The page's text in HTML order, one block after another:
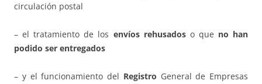
circulación postal
– el tratamiento de los envíos rehusadoso que no han
podido ser entregados
– y el funcionamiento del Registro General de Empresas